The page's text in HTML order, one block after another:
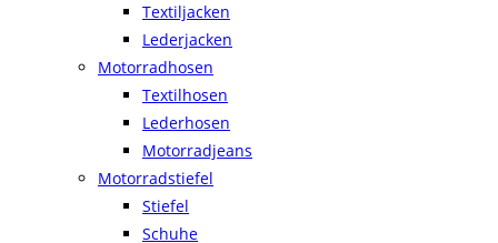
Textiljacken
Lederjacken
Motorradhosen
Textilhosen
Lederhosen
Motorradjeans
Motorradstiefel
Stiefel
Schuhe